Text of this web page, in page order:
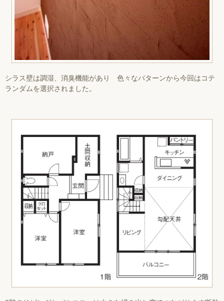
シラス壁は調湿、消臭機能があり 色々なパターンから今回はコテ
ランダムを選択されました。